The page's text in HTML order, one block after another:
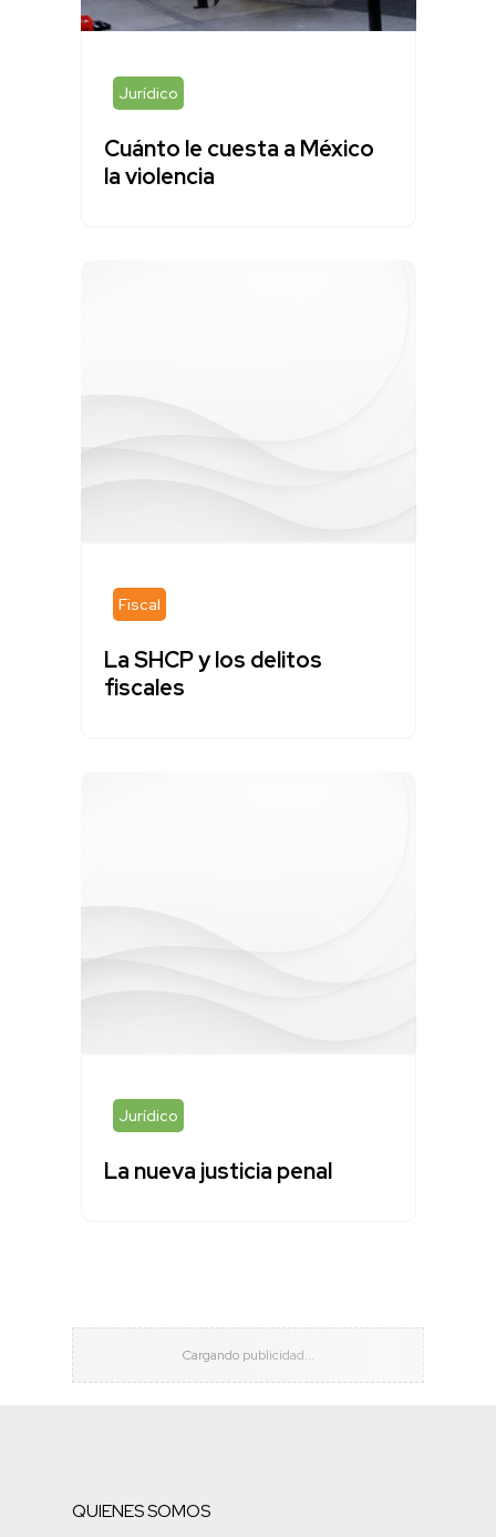
Jurídico
Cuánto le cuesta a México
la violencia
Fiscal
La SHCP y los delitos
fiscales
Jurídico
La nueva justicia penal
QUIENES SOMOS